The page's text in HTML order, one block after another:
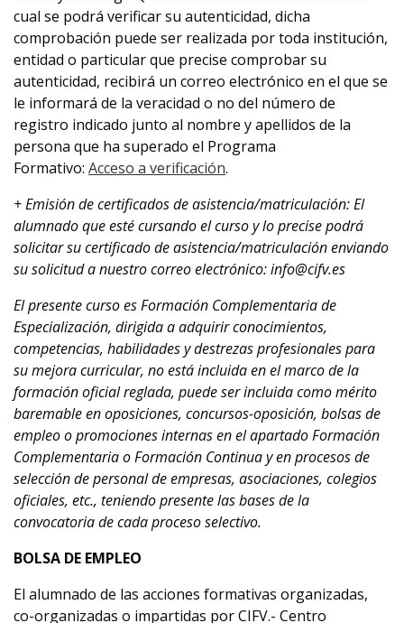
cual se podrá verificar su autenticidad, dicha
comprobación puede ser realizada por toda institución,
entidad o particular que precise comprobar su
autenticidad, recibirá un correo electrónico en el que se
le informará de la veracidad o no del número de
registro indicado junto al nombre y apellidos de la
persona que ha superado el Programa
Formativo: Acceso a verificación.
+ Emisión de certificados de asistencia/matriculación: El
alumnado que esté cursando el curso y lo precise podrá
solicitar su certificado de asistencia/matriculación enviando
su solicitud a nuestro correo electrónico: info@cifv.es
El presente curso esFormación Complementaria de
Especialización, dirigida a adquirir conocimientos,
competencias, habilidades y destrezas profesionales para
sumejora curricular, no está incluida en el marco de la
formación oficial reglada, puede ser incluida como mérito
baremable en oposiciones, concursos-oposición, bolsas de
empleo o promociones internas en el apartado Formación
Complementaria o Formación Continua y en procesos de
selección de personal de empresas, asociaciones, colegios
oficiales, etc., teniendo presentelas bases de la
convocatoria de cada proceso selectivo.
BOLSA DE EMPLEO
El alumnado de las acciones formativas organizadas,
co-organizadas o impartidas por CIFV.- Centro